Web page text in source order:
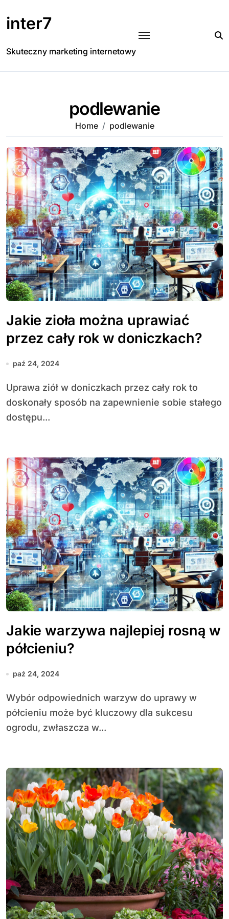
to
content
inter7
Skuteczny marketing internetowy
podlewanie
Home podlewanie
Jakie zioła można uprawiać
przez cały rok w doniczkach?
paź 24, 2024
Uprawa ziół w doniczkach przez cały rok to
doskonały sposób na zapewnienie sobie stałego
dostępu...
Jakie warzywa najlepiej rosną w
półcieniu?
paź 24, 2024
Wybór odpowiednich warzyw do uprawy w
półcieniu może być kluczowy dla sukcesu
ogrodu, zwłaszcza w...